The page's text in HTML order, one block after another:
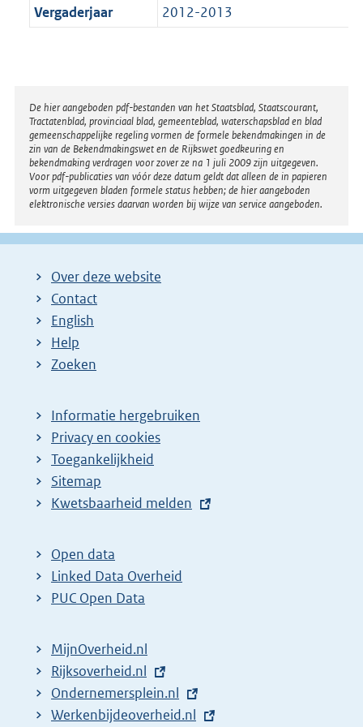
Vergaderjaar 2012-2013
Disclaimer
De hier aangeboden pdf-bestanden van het Staatsblad, Staatscourant,
Tractatenblad, provinciaal blad, gemeenteblad, waterschapsblad en blad
gemeenschappelijke regeling vormen de formele bekendmakingen in de
zin van de Bekendmakingswet en de Rijkswet goedkeuring en
bekendmaking verdragen voor zover ze na 1 juli 2009 zijn uitgegeven.
Voor pdf-publicaties van vóór deze datum geldt dat alleen de in papieren
vorm uitgegeven bladen formele status hebben; de hier aangeboden
elektronische versies daarvan worden bij wijze van service aangeboden.
Over deze website
Contact
English
Help
Zoeken
Informatie hergebruiken
Privacy en cookies
Toegankelijkheid
Sitemap
E
t
e
r
l
i
n
k
Kwetsbaarheid melden
Open data
Linked Data Overheid
PUC Open Data
MijnOverheid.nl
E
x
t
Rijksoverheid.nl
E
x
Ondernemersplein.nl
E
Werkenbijdeoverheid.nl